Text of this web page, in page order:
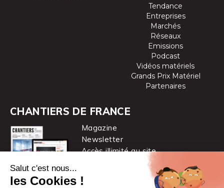
Tendance
Entreprises
Marchés
Réseaux
Emissions
Podcast
Vidéos matériels
Grands Prix Matériel
Partenaires
CHANTIERS DE FRANCE
Magazine
Newsletter
Accès illimité au site